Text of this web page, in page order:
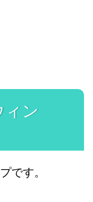
ィン
です。